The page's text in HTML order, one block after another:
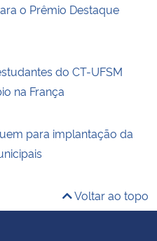
o Prêmio Destaque
do CT-UFSM
na França
para implantação da
Voltar ao topo